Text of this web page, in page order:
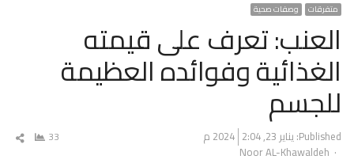
متفرقات وصفات صحية
العنب: تعرف على قيمته
الغذائية وفوائده العظيمة
للجسم
Published: يناير 23, 2024 2:04 م
Author
Noor AL-Khawaldeh
33